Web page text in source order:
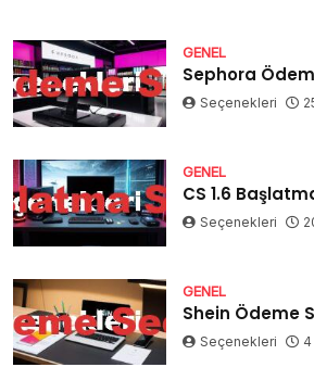
GENEL
Sephora
Seçenekleri
GENEL
CS 1.6
Seçenekleri
GENEL
Shein Ödeme
Seçenekleri 4